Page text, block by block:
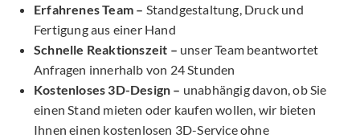
Erfahrenes Team – Standgestaltung, Druck und
Fertigung aus einer Hand
Schnelle Reaktionszeit – unser Team beantwortet
Anfragen innerhalb von 24 Stunden
Kostenloses 3D-Design – unabhängig davon, ob Sie
einen Stand mieten oder kaufen wollen, wir bieten
Ihnen einen kostenlosen 3D-Service ohne